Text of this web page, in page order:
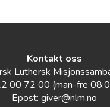
Kontakt oss
Luthersk
00 72 00 (man-fre
Epost:giver@nlm.no